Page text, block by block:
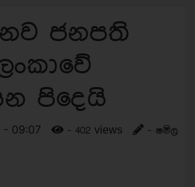
ජනපති
පිදෙයි
- 09:07 - 402 views
- ෂමිල